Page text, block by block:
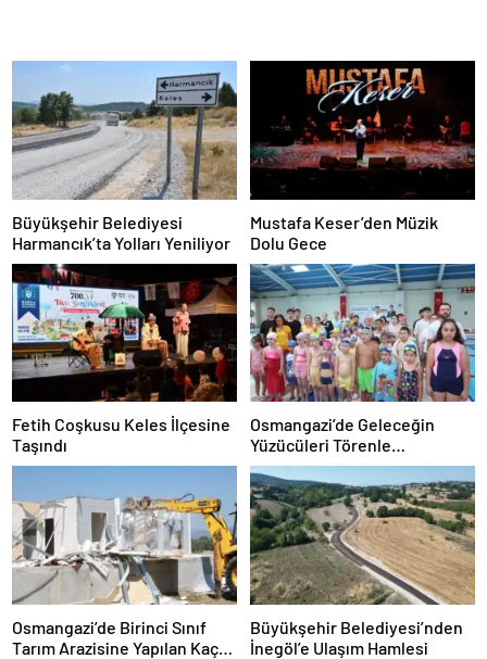
Büyükşehir Belediyesi
Harmancık’ta Yolları Yeniliyor
Mustafa Keser’den Müzik
Dolu Gece
Fetih Coşkusu Keles İlçesine
Taşındı
Osmangazi’de Geleceğin
Yüzücüleri Törenle
Sertifikalarını Aldı
Osmangazi’de Birinci Sınıf
Tarım Arazisine Yapılan Kaçak
Büyükşehir Belediyesi’nden
İnegöl’e Ulaşım Hamlesi